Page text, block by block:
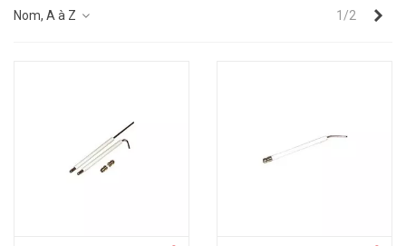
Nom, A à Z 1/2